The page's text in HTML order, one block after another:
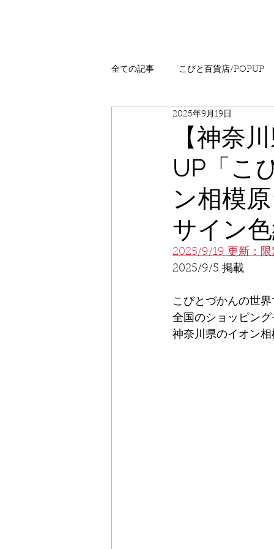
全ての記事 こびと百貨店/POPUP
プレゼント ニュース
こびとはくぶつかん
【神奈
UP「こ
ン相模
サイン
2025年9月19日
2025/9/19 更新：限
2025/9/5 掲載
こびとづかんの世
全国のショッピング
神奈川県のイオン